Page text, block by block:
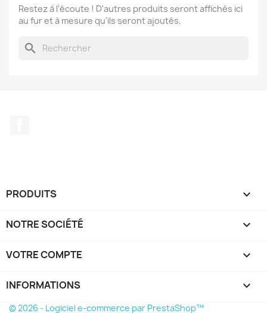
Restez à l'écoute ! D'autres produits seront affichés ici
au fur et à mesure qu'ils seront ajoutés.
search
PRODUITS 
NOTRE SOCIÉTÉ 
VOTRE COMPTE 
INFORMATIONS keyboard_arrow_down
© 2026 - Logiciel e-commerce par PrestaShop™